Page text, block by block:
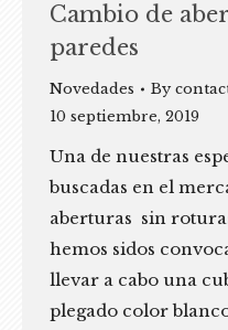
Cambio de
paredes
Novedades By
10 septiembre, 2019
Una de nuestras
buscadas en el
aberturas sin
hemos sidos
llevar a cabo una
plegado color